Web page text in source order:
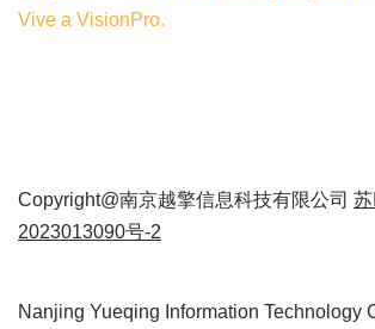
Vive a VisionPro.
Copyright@南京越擎信息科技有限公司
2023013090号-2
Nanjing Yueqing Information Technology